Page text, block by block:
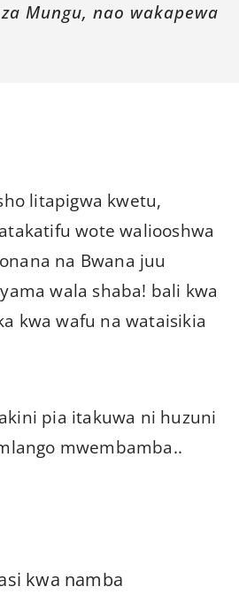
Mungu, nao wakapewa
litapigwa kwetu,
wote waliooshwa
na Bwana juu
wala shaba! bali kwa
kwa wafu na wataisikia
pia itakuwa ni huzuni
mwembamba..
kwa namba